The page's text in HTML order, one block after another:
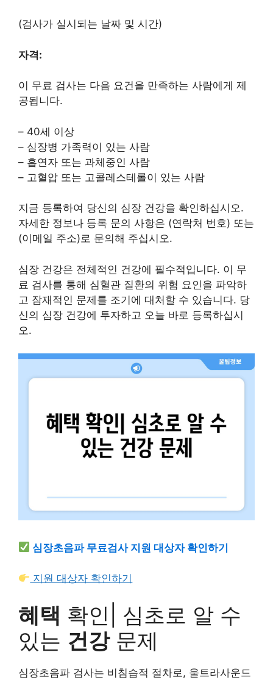
(검사가 실시되는 날짜 및 시간)
자격:
이 무료 검사는 다음 요건을 만족하는 사람에게 제
공됩니다.
– 40세 이상
– 심장병 가족력이 있는 사람
– 흡연자 또는 과체중인 사람
– 고혈압 또는 고콜레스테롤이 있는 사람
지금 등록하여 당신의 심장 건강을 확인하십시오.
자세한 정보나 등록 문의 사항은 (연락처 번호) 또는
(이메일 주소)로 문의해 주십시오.
심장 건강은 전체적인 건강에 필수적입니다. 이 무
료 검사를 통해 심혈관 질환의 위험 요인을 파악하
고 잠재적인 문제를 조기에 대처할 수 있습니다. 당
신의 심장 건강에 투자하고 오늘 바로 등록하십시
오.
심장초음파 무료검사 지원 대상자 확인하기
지원 대상자 확인하기
혜택 확인| 심초로 알 수
있는 건강문제
심장초음파 검사는 비침습적 절차로, 울트라사운드